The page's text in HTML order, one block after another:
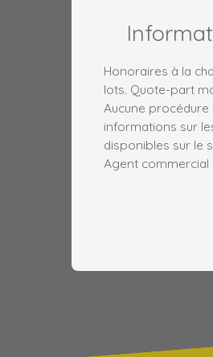
Honoraires à la
lots. Quote-part
Aucune procédure
informations sur
disponibles sur le
Agent commercial